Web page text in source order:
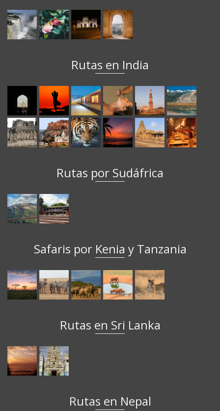
Rutas en India
Rutas por Sudáfrica
Safaris por Kenia y Tanzania
Rutas en Sri Lanka
Rutas en Nepal